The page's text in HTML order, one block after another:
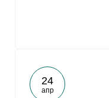
24
апр